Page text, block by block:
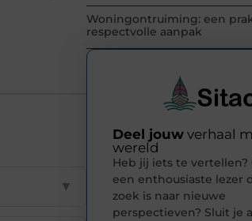
▼
Woningontruiming: een
respectvolle aanpak
Deel jouw verhaal
wereld
Heb jij iets te vertellen?
een enthousiaste lezer
zoek is naar nieuwe
perspectieven? Sluit je